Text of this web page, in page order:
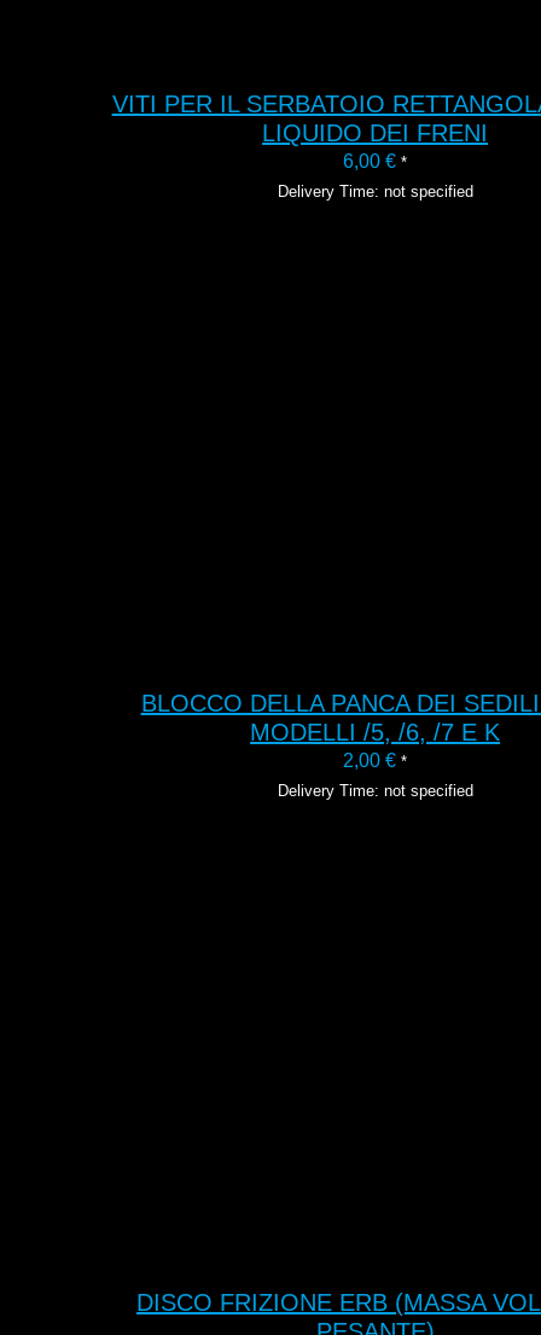
VITI PER IL SERBATOIO
LIQUIDO DEI FRENI
6,00€ *
Delivery Time: not specified
BLOCCO DELLA PANCA DEI
MODELLI /5, /6, /7 E K
2,00€ *
Delivery Time: not specified
DISCO FRIZIONE ERB (MASSA